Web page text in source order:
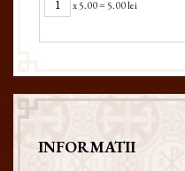
x5.00= 5.00 lei
INFORMATII